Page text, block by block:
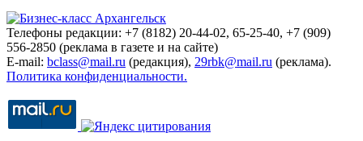
Телефоны редакции: +7 (8182) 20-44-02, 65-25-40, +7 (909)
556-2850 (реклама в газете и на сайте)
E-mail: bclass@mail.ru (редакция), 29rbk@mail.ru (реклама).
Политика конфиденциальности.